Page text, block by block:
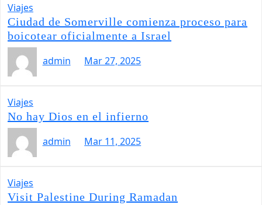
Viajes
Ciudad de Somerville comienza proceso para
boicotear oficialmente a Israel
admin
Mar 27, 2025
Viajes
No hay Dios en el infierno
admin
Mar 11, 2025
Viajes
Visit Palestine During Ramadan